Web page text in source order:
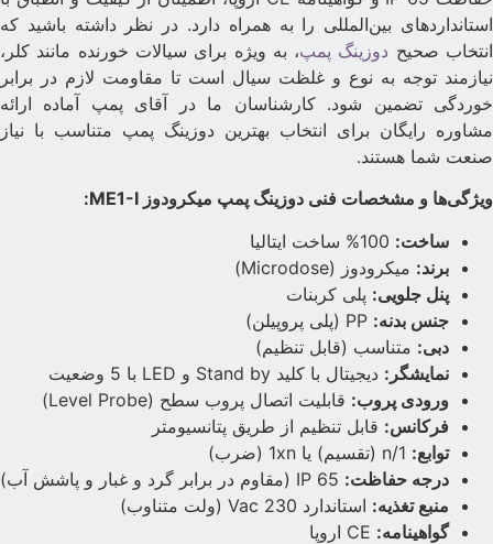
استانداردهای بین‌المللی را به همراه دارد. در نظر داشته باشید که
صحیح دوزینگ پمپ، به ویژه برای سیالات خورنده مانند کلر،
نیازمند توجه به نوع و غلظت سیال است تا مقاومت لازم در برابر
خوردگی تضمین شود. کارشناسان ما در آقای پمپ آماده ارائه
مشاوره رایگان برای انتخاب بهترین دوزینگ پمپ متناسب با نیاز
صنعت شما هستند.
ویژگی‌ها و مشخصات فنی دوزینگ پمپ میکرودوز ME1-I:
ساخت:
برند: میکرودوز (Microdose)
پنل جلویی: پلی کربنات
جنس بدنه:
دبی: متناسب (قابل تنظیم)
نمایشگر: دیجیتال با کلید Stand by و LED با 5 وضعیت
ورودی پروب: قابلیت اتصال پروب سطح (Level Probe)
فرکانس: قابل تنظیم از طریق پتانسیومتر
توابع:
درجه حفاظت:
منبع تغذیه: استاندارد 230 Vac (ولت متناوب)
گواهینامه: